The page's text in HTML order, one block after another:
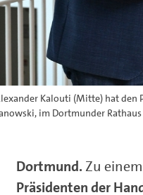
Kalouti (Mitte) hat den
im Dortmunder
Dortmund.Zu
Präsidenten der